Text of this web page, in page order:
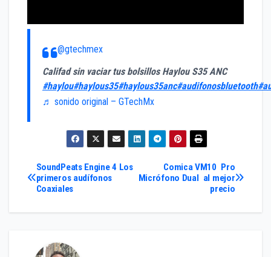
@gtechmex
Califad sin vaciar tus bolsillos Haylou S35 ANC
#haylou#haylous35#haylous35anc#audifonosbluetooth
♬ sonido original – GTechMx
Navegación
de
Comica VM10 Pro
Micrófono Dual al mejor
precio
SoundPeats Engine 4 Los
primeros audífonos
Coaxiales